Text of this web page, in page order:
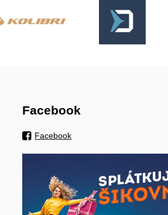
Facebook
Facebook